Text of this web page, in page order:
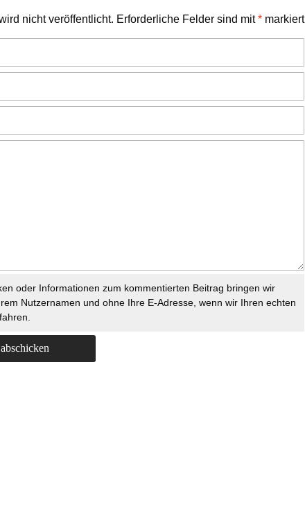
nicht veröffentlicht. Erforderliche Felder sind mit* markiert
oder Informationen zum kommentierten Beitrag bringen wir
Nutzernamen und ohne Ihre E-Adresse, wenn wir Ihren echten